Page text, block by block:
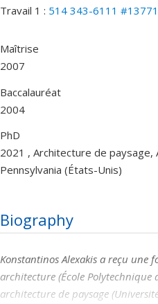
Travail 1 : 514 343-6111 #13771
Maîtrise
2007
Baccalauréat
2004
PhD
2021 , Architecture de
Pennsylvania (États-Unis)
Biography
Konstantinos Alexakis a reçu une
architecture (École Polytechnique
architecture de paysage